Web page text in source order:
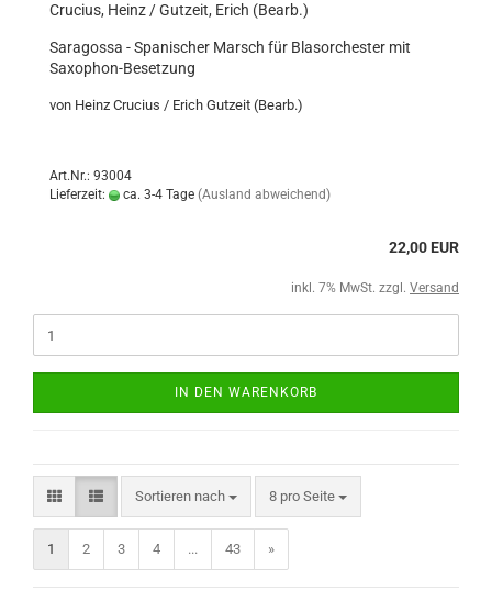
Crucius, Heinz / Gutzeit, Erich (Bearb.)
Saragossa - Spanischer Marsch für Blasorchester mit
Saxophon-Besetzung
von Heinz Crucius / Erich Gutzeit (Bearb.)
Art.Nr.: 93004
Lieferzeit:
ca. 3-4 Tage (Ausland abweichend)
22,00 EUR
inkl. 7% MwSt. zzgl. Versand
IN DEN WARENKORB
Sortieren nach 8 pro Seite
1 2 3 4 ... 43 »